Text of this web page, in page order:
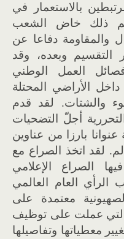
بالاستعمار في
ذلك خاض الشعب
والمقاومة دفاعا عن
التقسيم وبعده، وقد
العمل الوطني
الأراضي المحتلة
والشتات.
لقد قدم
أجلّ التضحيات
بارزا من عناوين
. لقد اتخذ الصراع مع
الصراع الإعلامي
العام العالمي
معتمدة على
التي عملت على توظيف
معطياتها وتفاصيلها